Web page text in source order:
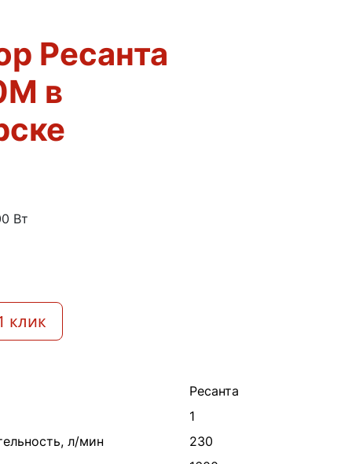
Ресанта
в
Вт
клик
Ресанта
1
л/мин
230